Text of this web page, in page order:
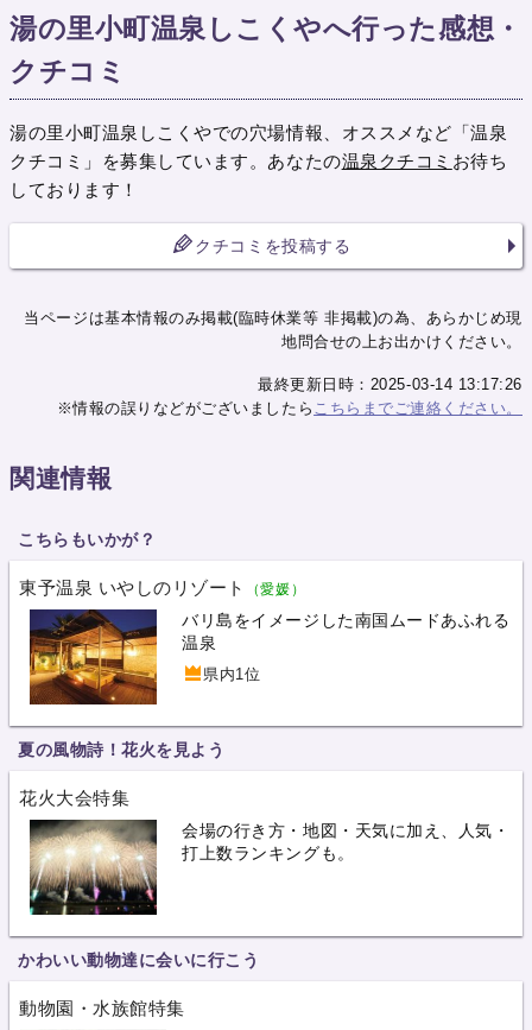
湯の里小町温泉しこくやへ行った感想・
クチコミ
湯の里小町温泉しこくやでの穴場情報、オススメなど「温泉
クチコミ」を募集しています。あなたの温泉クチコミ お待ち
しております！
クチコミを投稿する
当ページは基本情報のみ掲載(臨時休業等 非掲載)の為、あらかじめ現
地問合せの上お出かけください。
最終更新日時：2025-03-14 13:17:26
※情報の誤りなどがございましたら こちらまでご連絡ください。
関連情報
こちらもいかが？
東予温泉 いやしのリゾート （愛媛）
バリ島をイメージした南国ムードあふれる
温泉
県内1位
夏の風物詩！花火を見よう
花火大会特集
会場の行き方・地図・天気に加え、人気・
打上数ランキングも。
かわいい動物達に会いに行こう
動物園・水族館特集